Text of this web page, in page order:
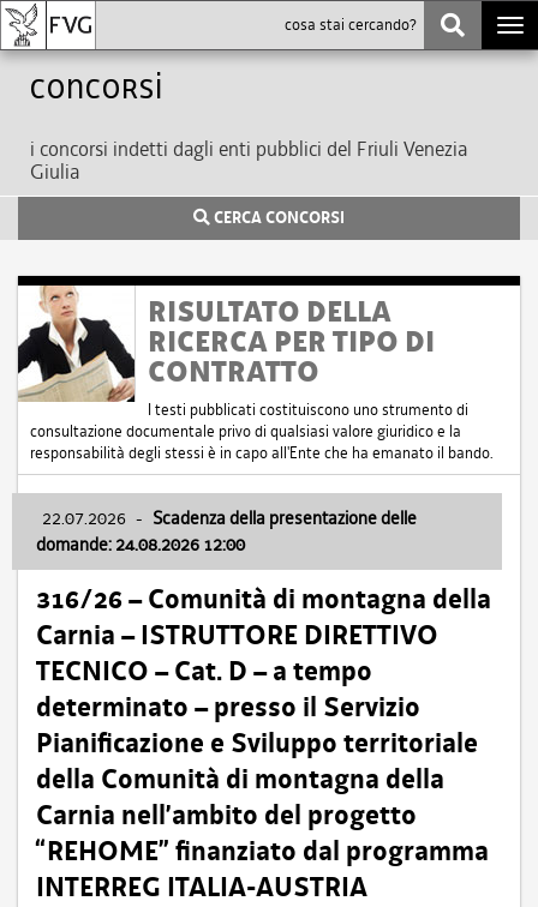
Concorsi
i concorsi indetti dagli enti pubblici del Friuli Venezia
Giulia
CERCA CONCORSI
RISULTATO DELLA
RICERCA PER TIPO DI
CONTRATTO
I testi pubblicati costituiscono uno strumento di
consultazione documentale privo di qualsiasi valore giuridico e la
responsabilità degli stessi è in capo all'Ente che ha emanato il bando.
22.07.2026 - Scadenza della presentazione delle
domande: 24.08.2026 12:00
316/26 – Comunità di montagna della
Carnia – ISTRUTTORE DIRETTIVO
TECNICO – Cat. D – a tempo
determinato – presso il Servizio
Pianificazione e Sviluppo territoriale
della Comunità di montagna della
Carnia nell’ambito del progetto
“REHOME” finanziato dal programma
INTERREG ITALIA-AUSTRIA